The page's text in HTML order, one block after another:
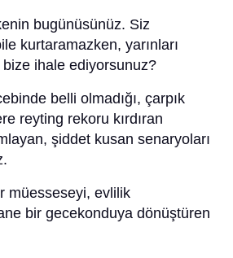
bugünüsünüz. Siz
kurtaramazken, yarınları
ihale ediyorsunuz?
belli olmadığı, çarpık
reyting rekoru kırdıran
şiddet kusan senaryoları
müesseseyi, evlilik
bir gecekonduya dönüştüren